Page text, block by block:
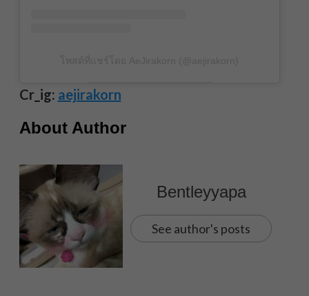
Cr_ig: aejirakorn
About Author
Bentleyyapa
See author's posts